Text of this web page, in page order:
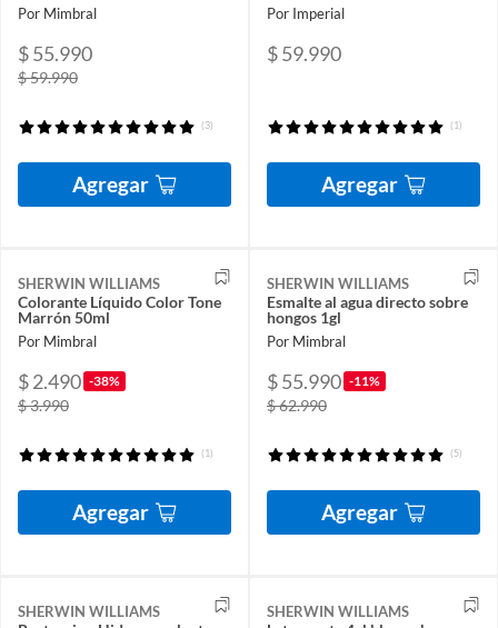
Por Mimbral
$ 55.990
$ 59.990
(3)
Agregar
Por Imperial
$ 59.990
(1)
Agregar
SHERWIN WILLIAMS
Colorante Líquido Color Tone
Marrón 50ml
Por Mimbral
$ 2.490 -38%
$ 3.990
(1)
Agregar
SHERWIN WILLIAMS
Esmalte al agua directo sobre
hongos 1gl
Por Mimbral
$ 55.990 -11%
$ 62.990
(5)
Agregar
SHERWIN WILLIAMS SHERWIN WILLIAMS